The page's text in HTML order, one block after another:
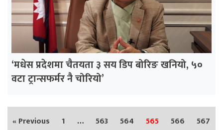
‘मधेस प्रदेशमा चैतयता ३ सय डिप बोरिङ खनियो, ५०
वटा ट्रान्सफर्मर नै चोरियो’
« Previous 1 … 563 564 565 566 567